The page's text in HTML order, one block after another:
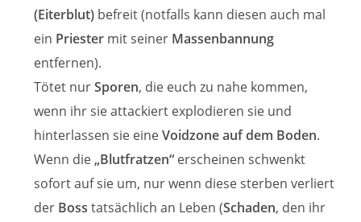
(Eiterblut) befreit (notfalls kann diesen auch mal
ein Priester mit seiner Massenbannung
entfernen).
Tötet nurSporen, die euch zu nahe kommen,
wenn ihr sie attackiert explodieren sie und
hinterlassen sie eineVoidzone auf dem Boden.
Wenn die„Blutfratzen“ erscheinen schwenkt
sofort auf sie um, nur wenn diese sterben verliert
der Bosstatsächlich an Leben (Schaden, den ihr